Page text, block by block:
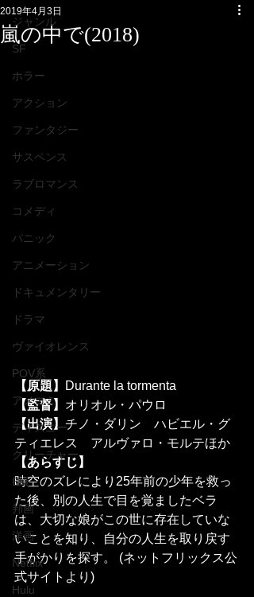
ジャンル
SF
ホラー
アクション
ファンタジー
サスペンス
ラブロマンス
コメディ
パニック
アニメーション
ドキュメンタリー
ドラマ
ヴァイオレンス
POV系
アメコミ
ディズニー
クリーチャー
B級
邦画
洋画
Netflix
Hulu
嵐の中で(2018)
2019年4月3日
【原題】
Durante la tormenta
【監督】 オリオル・パウロ
【出演】チノ・ダリン　ハビエル・グ
ティエレス　アルヴァロ・モルテほか
【あらすじ】
時空のズレにより25年前の少年を救っ
た後、別の人生で目を覚ましたベラ
は、大切な娘がこの世に存在していな
いことを知り、自分の人生を取り戻す
手がかりを探す。 (ネットフリックス公
式サイトより)